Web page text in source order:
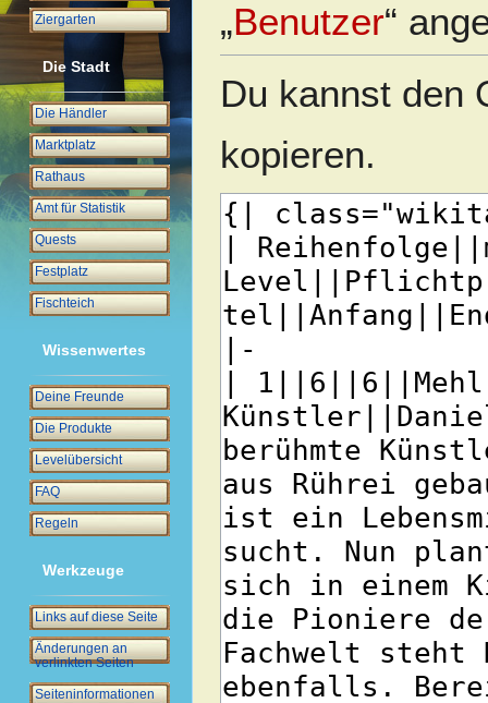
„Benutzer“
Du kannst den
kopieren.
Ziergarten
Die Stadt
Die Händler
Marktplatz
Rathaus
Amt für Statistik
Quests
Festplatz
Fischteich
Wissenwertes
Deine Freunde
Die Produkte
Levelübersicht
FAQ
Regeln
Werkzeuge
Links auf diese Seite
Änderungen an
verlinkten Seiten
Seiten­­informationen